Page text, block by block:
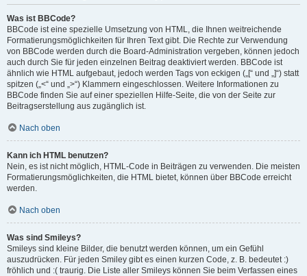
Was ist BBCode?
BBCode ist eine spezielle Umsetzung von HTML, die Ihnen weitreichende
Formatierungsmöglichkeiten für Ihren Text gibt. Die Rechte zur Verwendung
von BBCode werden durch die Board-Administration vergeben, können jedoch
auch durch Sie für jeden einzelnen Beitrag deaktiviert werden. BBCode ist
ähnlich wie HTML aufgebaut, jedoch werden Tags von eckigen („[“ und „]“) statt
spitzen („<“ und „>“) Klammern eingeschlossen. Weitere Informationen zu
BBCode finden Sie auf einer speziellen Hilfe-Seite, die von der Seite zur
Beitragserstellung aus zugänglich ist.
Nach oben
Kann ich HTML benutzen?
Nein, es ist nicht möglich, HTML-Code in Beiträgen zu verwenden. Die meisten
Formatierungsmöglichkeiten, die HTML bietet, können über BBCode erreicht
werden.
Nach oben
Was sind Smileys?
Smileys sind kleine Bilder, die benutzt werden können, um ein Gefühl
auszudrücken. Für jeden Smiley gibt es einen kurzen Code, z. B. bedeutet :)
fröhlich und :( traurig. Die Liste aller Smileys können Sie beim Verfassen eines